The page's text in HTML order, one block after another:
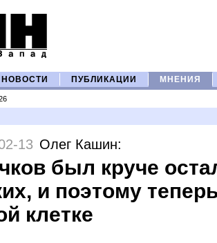
НОВОСТИ ПУБЛИКАЦИИ МНЕНИЯ
13 Олег Кашин:
был круче
и поэтому
клетке